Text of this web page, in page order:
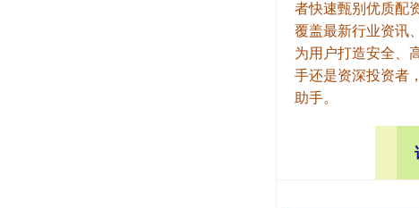
者快速甄别优质配
覆盖最新行业资讯
为用户打造安全、
手还是资深投资者
助手。